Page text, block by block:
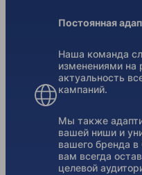
Постоянная
Наша команда
изменениями на
актуальность
кампаний.
Мы также
вашей ниши и
вашего бренда в
вам всегда
целевой